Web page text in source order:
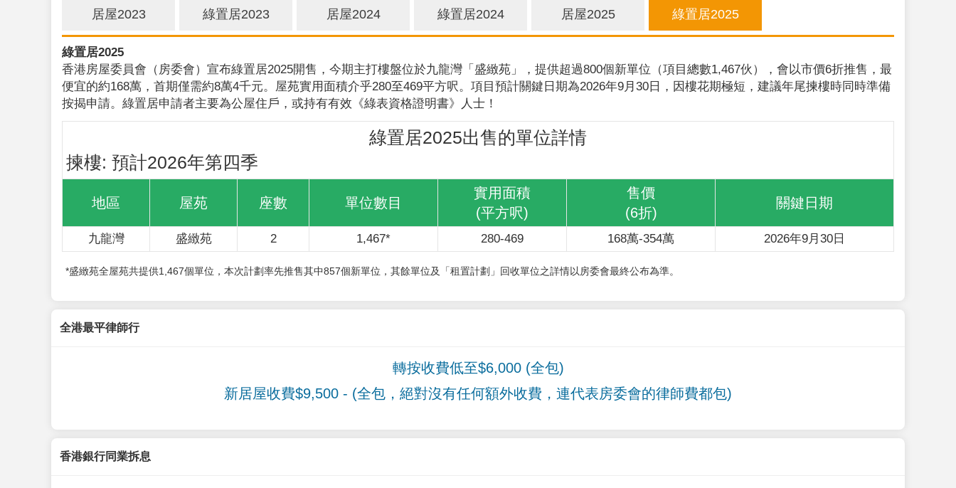
居屋2023 綠置居2023 居屋2024 綠置居2024 居屋2025 綠置居2025
綠置居2025
香港房屋委員會（房委會）宣布綠置居2025開售，今期主打樓盤位於九龍灣「盛緻苑」，提供超過800個新單位（項目總數1,467伙），會以市價6折推售，最
便宜的約168萬，首期僅需約8萬4千元。屋苑實用面積介乎280至469平方呎。項目預計關鍵日期為2026年9月30日，因樓花期極短，建議年尾揀樓時同時準備
按揭申請。綠置居申請者主要為公屋住戶，或持有有效《綠表資格證明書》人士！
綠置居2025出售的單位詳情
揀樓: 預計2026年第四季
地區 屋苑 座數 單位數目
實用面積
(平方呎)
售價
(6折)
關鍵日期
九龍灣 盛緻苑 2 1,467* 280-469 168萬-354萬 2026年9月30日
*盛緻苑全屋苑共提供1,467個單位，本次計劃率先推售其中857個新單位，其餘單位及「租置計劃」回收單位之詳情以房委會最終公布為準。
全港最平律師行
轉按收費低至$6,000 (全包)
新居屋收費$9,500 - (全包，絕對沒有任何額外收費，連代表房委會的律師費都包)
香港銀行同業拆息